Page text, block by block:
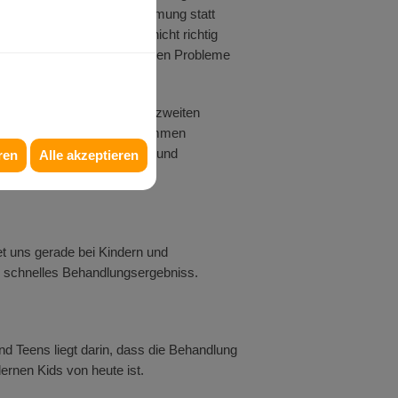
Alle akzeptieren
oder Mundatmung statt
stehen oder die Kiefer nicht richtig
späteren gesundheitlichen Probleme
beginnen meistens in der zweiten
Je nach Fehlstellung kommen
herausnehmbaren und
uns gerade bei Kindern und
Behandlungsergebniss.
Teens liegt darin, dass die Behandlung
Kids von heute ist.